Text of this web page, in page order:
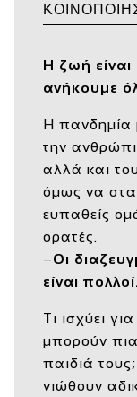
Η ζωή
ανήκουμε
Η πανδημία
την
αλλά και
όμως να
ευπαθείς
ορατές.
–Οι
είναι πολλοί.
Τι ισχύει
μπορούν
παιδιά
νιώθουν